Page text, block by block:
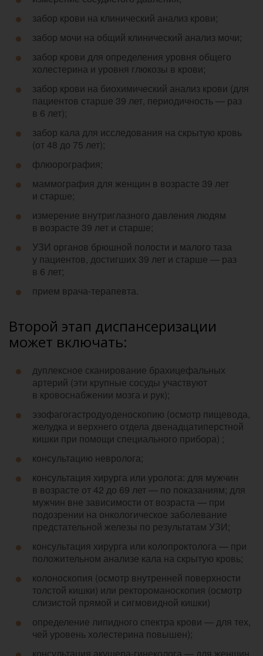
забор крови на клинический анализ крови;
забор мочи на общий клинический анализ мочи;
забор крови для определения уровня общего
холестерина и уровня глюкозы в крови;
забор крови на биохимический анализ крови (для
пациентов старше 39 лет, периодичность — раз
в 6 лет);
забор кала для исследования на скрытую кровь
(от 48 до 75 лет);
флюорография;
маммография для женщин в возрасте 39 лет
и старше;
измерение внутриглазного давления людям
в возрасте 39 лет и старше;
УЗИ органов брюшной полости и малого таза
у пациентов, достигших 39 лет и старше — раз
в 6 лет;
прием врача-терапевта.
Второй этап диспансеризации
может включать:
дуплексное сканирование брахицефальных
артерий (эти крупные сосуды участвуют
в кровоснабжении мозга и рук);
эзофагогастродуоденоскопию (осмотр пищевода,
желудка и верхнего отдела двенадцатиперстной
кишки при помощи специального прибора) ;
консультацию невролога;
консультация хирурга или уролога: для мужчин
в возрасте от 42 до 69 лет — по показаниям; для
мужчин вне зависимости от возраста — при
подозрении на онкологическое заболевание
предстательной железы по результатам УЗИ;
консультация хирурга или колопроктолога — при
положительном анализе кала на скрытую кровь;
колоноскопия (осмотр внутренней поверхности
толстой кишки) или ректороманоскопия (осмотр
слизистой прямой и сигмовидной кишки)
определение липидного спектра крови — для тех,
чей уровень холестерина повышен);